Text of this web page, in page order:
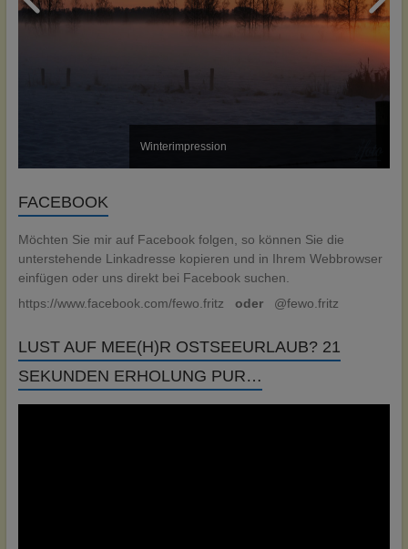
Winterimpression
FACEBOOK
Möchten Sie mir auf Facebook folgen, so können Sie die
unterstehende Linkadresse kopieren und in Ihrem Webbrowser
einfügen oder uns direkt bei Facebook suchen.
https://www.facebook.com/fewo.fritz oder @fewo.fritz
LUST AUF MEE(H)R OSTSEEURLAUB? 21
SEKUNDEN ERHOLUNG PUR…